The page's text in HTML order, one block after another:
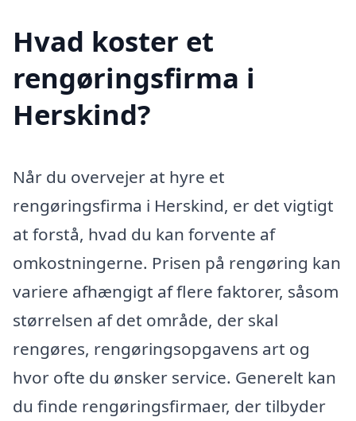
Hvad koster et
rengøringsfirma i
Herskind?
Når du overvejer at hyre et
rengøringsfirma i Herskind, er det vigtigt
at forstå, hvad du kan forvente af
omkostningerne. Prisen på rengøring kan
variere afhængigt af flere faktorer, såsom
størrelsen af det område, der skal
rengøres, rengøringsopgavens art og
hvor ofte du ønsker service. Generelt kan
du finde rengøringsfirmaer, der tilbyder